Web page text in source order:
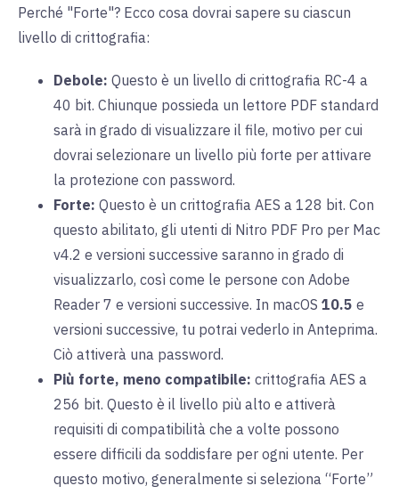
Perché "Forte"? Ecco cosa dovrai sapere su ciascun
livello di crittografia:
Debole: Questo è un livello di crittografia RC-4 a
40 bit. Chiunque possieda un lettore PDF standard
sarà in grado di visualizzare il file, motivo per cui
dovrai selezionare un livello più forte per attivare
la protezione con password.
Forte: Questo è un crittografia AES a 128 bit. Con
questo abilitato, gli utenti di Nitro PDF Pro per Mac
v4.2 e versioni successive saranno in grado di
visualizzarlo, così come le persone con Adobe
Reader 7 e versioni successive. In macOS 10.5 e
versioni successive, tu potrai vederlo in Anteprima.
Ciò attiverà una password.
Più forte, meno compatibile: crittografia AES a
256 bit. Questo è il livello più alto e attiverà
requisiti di compatibilità che a volte possono
essere difficili da soddisfare per ogni utente. Per
questo motivo, generalmente si seleziona “Forte”